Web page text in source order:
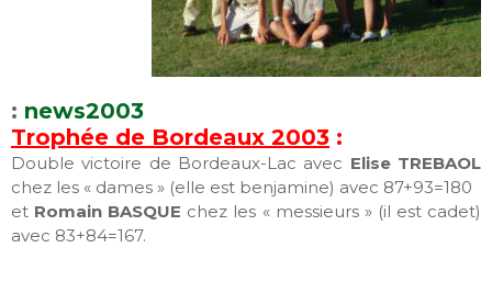
: news2003
Trophée de Bordeaux 2003 :
Double victoire de Bordeaux-Lac avec Elise TREBAOL
chez les « dames » (elle est benjamine) avec 87+93=180
et Romain BASQUE chez les « messieurs » (il est cadet)
avec 83+84=167.